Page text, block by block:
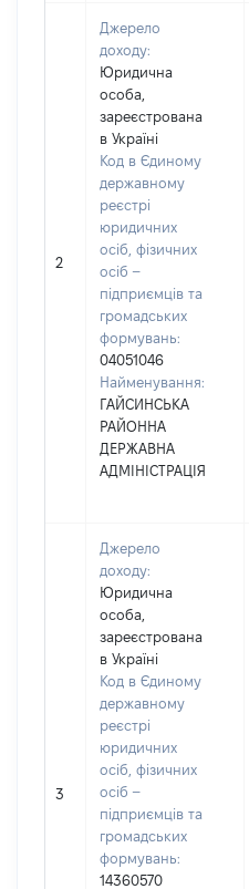
2
Джерело
доходу:
Юридична
особа,
зареєстрована
в Україні
Код в Єдиному
державному
реєстрі
юридичних
осіб, фізичних
осіб –
підприємців та
громадських
формувань:
04051046
Найменування:
ГАЙСИНСЬКА
РАЙОННА
ДЕРЖАВНА
АДМІНІСТРАЦІЯ
3
Джерело
доходу:
Юридична
особа,
зареєстрована
в Україні
Код в Єдиному
державному
реєстрі
юридичних
осіб, фізичних
осіб –
підприємців та
громадських
формувань:
14360570